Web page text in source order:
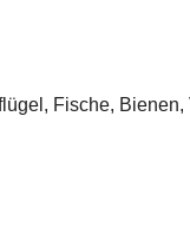
Fische,